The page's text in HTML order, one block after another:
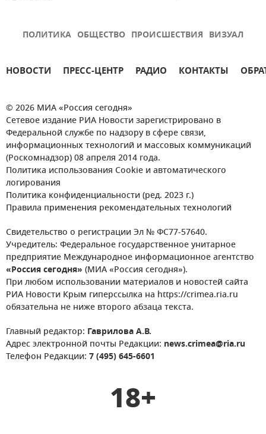
ПОЛИТИКА ОБЩЕСТВО ПРОИСШЕСТВИЯ ВИЗУАЛ
НОВОСТИ ПРЕСС-ЦЕНТР РАДИО КОНТАКТЫ
© 2026 МИА «Россия сегодня»
Сетевое издание РИА Новости зарегистрировано в
Федеральной службе по надзору в сфере связи,
информационных технологий и массовых коммуникаций
(Роскомнадзор) 08 апреля 2014 года.
Политика использования Cookie и автоматического
логирования
Политика конфиденциальности (ред. 2023 г.)
Правила применения рекомендательных технологий
Свидетельство о регистрации Эл № ФС77-57640.
Учредитель: Федеральное государственное унитарное
предприятие Международное информационное агентство
«Россия сегодня» (МИА «Россия сегодня»).
При любом использовании материалов и новостей сайта
РИА Новости Крым гиперссылка на https://crimea.ria.ru
обязательна не ниже второго абзаца текста.
Главный редактор: Гаврилова А.В.
Адрес электронной почты Редакции: news.crimea@ria.ru
Телефон Редакции: 7 (495) 645-6601
18+